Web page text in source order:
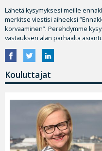
Lähetä kysymyksesi meille
merkitse viestisi aiheeksi
korvaaminen”. Perehdymme
vastauksen alan parhaalta
Kouluttajat